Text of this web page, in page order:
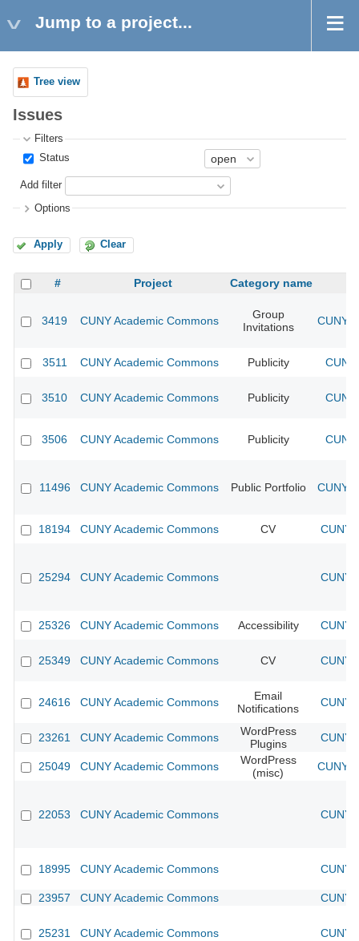
Jump to a project...
Tree view
Issues
Filters
Status
Add filter
Options
Apply Clear
# Project Category name
3419 CUNY Academic Commons
Group
Invitations
CUNY
3511 CUNY Academic Commons Publicity
3510 CUNY Academic Commons Publicity
3506 CUNY Academic Commons Publicity
11496 CUNY Academic Commons Public Portfolio CUNY
18194 CUNY Academic Commons CV CUNY
25294 CUNY Academic Commons CUNY
25326 CUNY Academic Commons Accessibility CUNY
25349 CUNY Academic Commons CV CUNY
24616 CUNY Academic Commons
Email
Notifications
CUNY
23261 CUNY Academic Commons
WordPress
Plugins
CUNY
25049 CUNY Academic Commons
WordPress
(misc)
CUNY
22053 CUNY Academic Commons CUNY
18995 CUNY Academic Commons CUNY
23957 CUNY Academic Commons CUNY
25231 CUNY Academic Commons CUNY